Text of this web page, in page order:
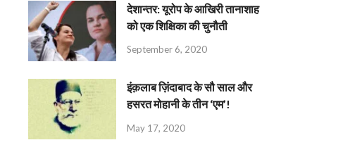
देशान्‍तर: यूरोप के आखिरी तानाशाह
को एक शिक्षिका की चुनौती
September 6, 2020
इंक़लाब ज़िंदाबाद के सौ साल और
हसरत मोहानी के तीन ‘एम’!
May 17, 2020